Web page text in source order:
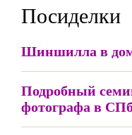
Посиделки
Шиншилла в
Подробный
фотографа в